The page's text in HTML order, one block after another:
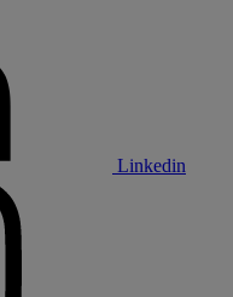
Linkedin